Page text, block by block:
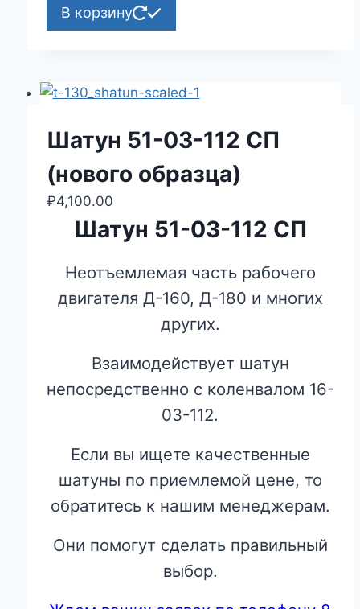
В корзину
Шатун 51-03-112 СП
(нового образца)
₽4,100.00
Шатун 51-03-112 СП
Неотъемлемая часть рабочего
двигателя Д-160, Д-180 и многих
других.
Взаимодействует шатун
непосредственно с коленвалом 16-
03-112.
Если вы ищете качественные
шатуны по приемлемой цене, то
обратитесь к нашим менеджерам.
Они помогут сделать правильный
выбор.